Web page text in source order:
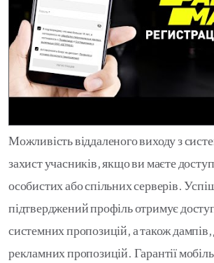
Можливість віддаленого виходу з
захист учасників, якщо ви маєте
особистих або спільних серверів.
підтверджений профіль отримує
системних пропозицій, а також дампів,
рекламних пропозицій. Гарантії